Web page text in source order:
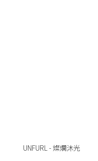
UNFURL - 燦爛沐光